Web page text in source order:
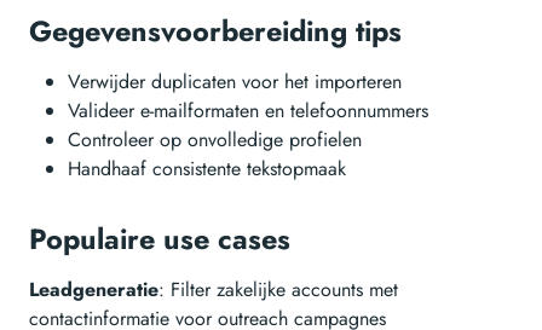
Gegevensvoorbereiding tips
Verwijder duplicaten voor het importeren
Valideer e-mailformaten en telefoonnummers
Controleer op onvolledige profielen
Handhaaf consistente tekstopmaak
Populaire use cases
Leadgeneratie: Filter zakelijke accounts met
contactinformatie voor outreach campagnes